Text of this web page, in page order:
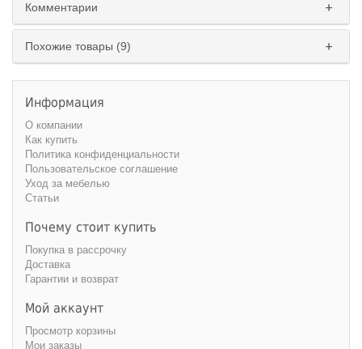
Комментарии
Похожие товары (9)
Информация
О компании
Как купить
Политика конфиденциальности
Пользовательское соглашение
Уход за мебелью
Статьи
Почему стоит купить
Покупка в рассрочку
Доставка
Гарантии и возврат
Мой аккаунт
Просмотр корзины
Мои заказы